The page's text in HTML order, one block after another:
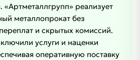
«Артметаллгрупп» реализует
металлопрокат без
и скрытых комиссий.
услуги и наценки
оперативную поставку